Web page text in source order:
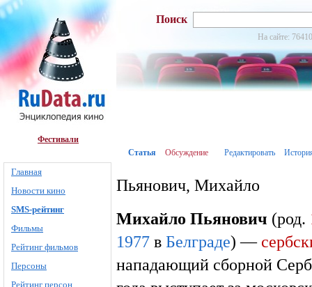
Фестивали
Главная
Новости кино
SMS-рейтинг
Фильмы
Рейтинг фильмов
Персоны
Рейтинг персон
Поиск
На сайте:
Статья Обсуждение Редактировать
Пьянович, Михайло
Михайло Пьянович (род.
1977 в Белграде) —
нападающий сборной